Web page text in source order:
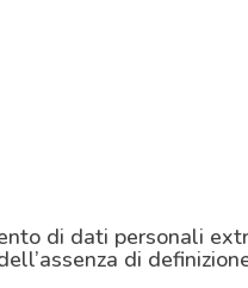
di dati personali
di